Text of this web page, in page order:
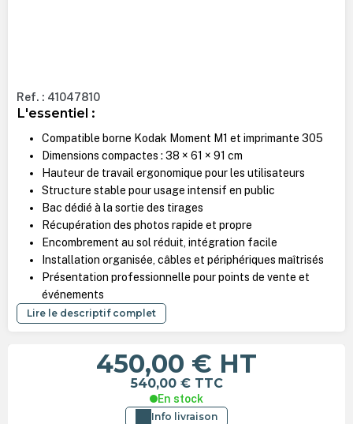
Ref. : 41047810
L'essentiel :
Compatible borne Kodak Moment M1 et imprimante 305
Dimensions compactes : 38 × 61 × 91 cm
Hauteur de travail ergonomique pour les utilisateurs
Structure stable pour usage intensif en public
Bac dédié à la sortie des tirages
Récupération des photos rapide et propre
Encombrement au sol réduit, intégration facile
Installation organisée, câbles et périphériques maîtrisés
Présentation professionnelle pour points de vente et
événements
Lire le descriptif complet
450,00 € HT
540,00 € TTC
En stock
Info livraison